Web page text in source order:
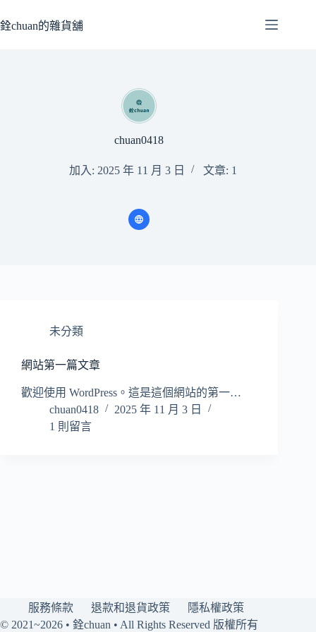
至
銓chuan的雜貨舖
chuan0418
加入: 2025 年 11 月 3 日 文章: 1
未分類
網站第一篇文章
歡迎使用 WordPress。這是這個網站的第一…
chuan0418
2025 年 11 月 3 日
1 則留言
服務條款 退款和退貨政策
隱私權政策
© 2021~2026 • 銓chuan • All Rights Reserved 版權所有